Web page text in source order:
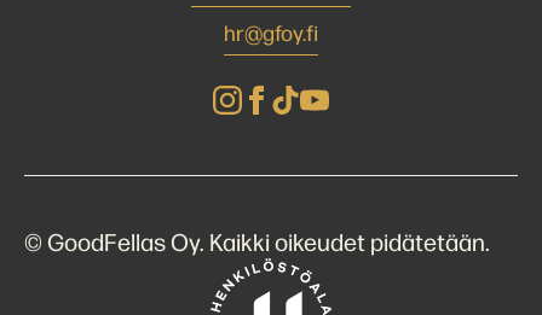
hr@gfoy.fi
© GoodFellas Oy. Kaikki oikeudet pidätetään.